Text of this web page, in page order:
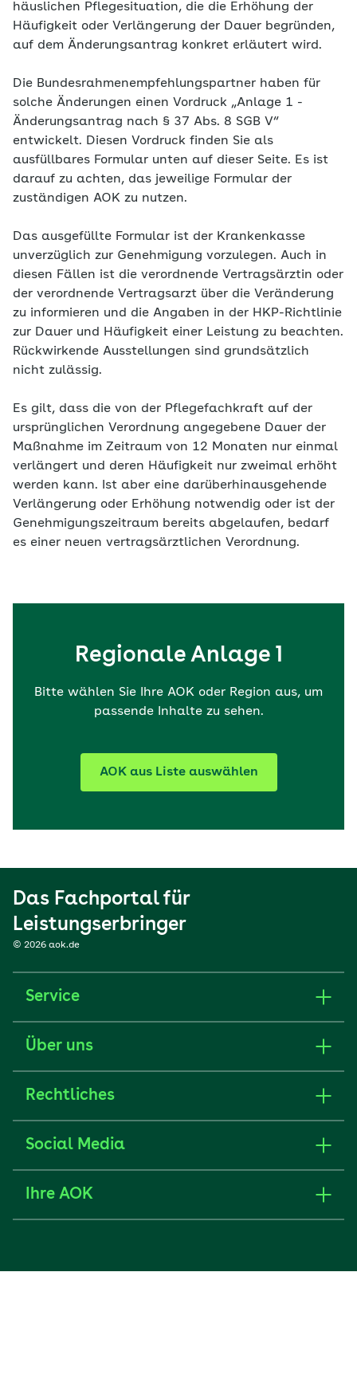
häuslichen Pflegesituation, die die Erhöhung der
Häufigkeit oder Verlängerung der Dauer begründen,
auf dem Änderungsantrag konkret erläutert wird.
Die Bundesrahmenempfehlungspartner haben für
solche Änderungen einen Vordruck „Anlage 1 -
Änderungsantrag nach § 37 Abs. 8 SGB V“
entwickelt. Diesen Vordruck finden Sie als
ausfüllbares Formular unten auf dieser Seite. Es ist
darauf zu achten, das jeweilige Formular der
zuständigen AOK zu nutzen.
Das ausgefüllte Formular ist der Krankenkasse
unverzüglich zur Genehmigung vorzulegen. Auch in
diesen Fällen ist die verordnende Vertragsärztin oder
der verordnende Vertragsarzt über die Veränderung
zu informieren und die Angaben in der HKP-Richtlinie
zur Dauer und Häufigkeit einer Leistung zu beachten.
Rückwirkende Ausstellungen sind grundsätzlich
nicht zulässig.
Es gilt, dass die von der Pflegefachkraft auf der
ursprünglichen Verordnung angegebene Dauer der
Maßnahme im Zeitraum von 12 Monaten nur einmal
verlängert und deren Häufigkeit nur zweimal erhöht
werden kann. Ist aber eine darüberhinausgehende
Verlängerung oder Erhöhung notwendig oder ist der
Genehmigungszeitraum bereits abgelaufen, bedarf
es einer neuen vertragsärztlichen Verordnung.
Regionale Anlage 1
Bitte wählen Sie Ihre AOK oder Region aus, um
passende Inhalte zu sehen.
AOK aus Liste auswählen
Das Fachportal für
Leistungserbringer
© 2026 aok.de
Service
Über uns
Rechtliches
Social Media
Ihre AOK